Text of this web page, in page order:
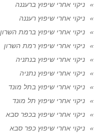
ניקוי אחרי שיפוץ ברעננה
ניקוי אחרי שיפוץ רעננה
ניקוי אחרי שיפוץ ברמת השרון
ניקוי אחרי שיפוץ רמת השרון
ניקוי אחרי שיפוץ בנתניה
ניקוי אחרי שיפוץ נתניה
ניקוי אחרי שיפוץ בתל מונד
ניקוי אחרי שיפוץ תל מונד
ניקוי אחרי שיפוץ בכפר סבא
ניקוי אחרי שיפוץ כפר סבא